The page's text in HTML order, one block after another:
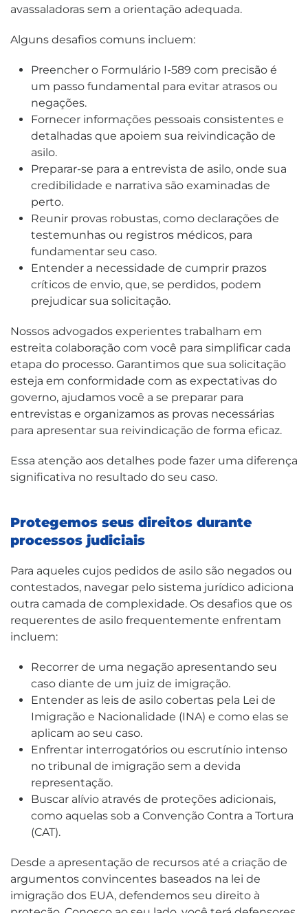
avassaladoras sem a orientação adequada.
Alguns desafios comuns incluem:
Preencher o Formulário I-589 com precisão é
um passo fundamental para evitar atrasos ou
negações.
Fornecer informações pessoais consistentes e
detalhadas que apoiem sua reivindicação de
asilo.
Preparar-se para a entrevista de asilo, onde sua
credibilidade e narrativa são examinadas de
perto.
Reunir provas robustas, como declarações de
testemunhas ou registros médicos, para
fundamentar seu caso.
Entender a necessidade de cumprir prazos
críticos de envio, que, se perdidos, podem
prejudicar sua solicitação.
Nossos advogados experientes trabalham em
estreita colaboração com você para simplificar cada
etapa do processo. Garantimos que sua solicitação
esteja em conformidade com as expectativas do
governo, ajudamos você a se preparar para
entrevistas e organizamos as provas necessárias
para apresentar sua reivindicação de forma eficaz.
Essa atenção aos detalhes pode fazer uma diferença
significativa no resultado do seu caso.
Protegemos seus direitos durante
processos judiciais
Para aqueles cujos pedidos de asilo são negados ou
contestados, navegar pelo sistema jurídico adiciona
outra camada de complexidade. Os desafios que os
requerentes de asilo frequentemente enfrentam
incluem:
Recorrer de uma negação apresentando seu
caso diante de um juiz de imigração.
Entender as leis de asilo cobertas pela Lei de
Imigração e Nacionalidade (INA) e como elas se
aplicam ao seu caso.
Enfrentar interrogatórios ou escrutínio intenso
no tribunal de imigração sem a devida
representação.
Buscar alívio através de proteções adicionais,
como aquelas sob a Convenção Contra a Tortura
(CAT).
Desde a apresentação de recursos até a criação de
argumentos convincentes baseados na lei de
imigração dos EUA, defendemos seu direito à